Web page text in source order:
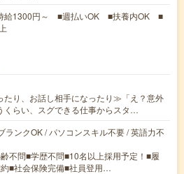
給1300円～ ■週払いOK ■扶養内OK ■
り、お話し相手になったり≫「え？意外
くらい、スグできる仕事からスタ…
ランクOK / パソコンスキル不要 / 英語力不
不問■学歴不問■10名以上採用予定！■履
■社会保険完備■社員登用…